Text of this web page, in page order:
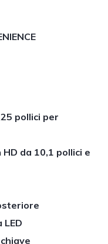
pollici per
da 10,1 pollici e